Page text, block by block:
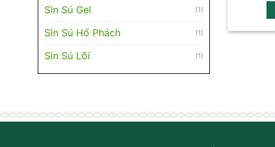
Sìn Sú Gel (1)
Sìn Sú Hổ Phách (1)
Sìn Sú Lõi (1)